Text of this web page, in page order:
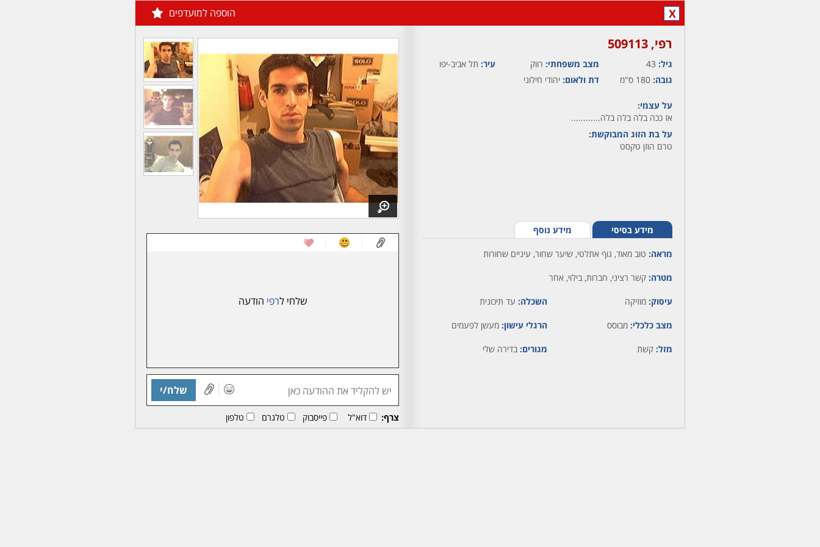
X הוספה למועדפים
רפי,‏ 509113
גיל: 43 מצב משפחתי: רווק עיר: תל אביב-יפו
גובה: 180 ס"מ דת ולאום: יהודי חילוני
על עצמי:
אז ככה בלה בלה בלה............
על בת הזוג המבוקשת:
טרם הוזן טקסט
מידע בסיסי מידע נוסף
מראה: טוב מאוד, גוף אתלטי, שיער שחור, עיניים שחורות
מטרה: קשר רציני, חברות, בילוי, אחר
עיסוק: מוזיקה השכלה: עד תיכונית
מצב כלכלי: מבוסס הרגלי עישון: מעשן לפעמים
מזל: קשת מגורים: בדירה שלי
שלחי לרפי הודעה
שלח/י
צרף: דוא"ל פייסבוק טלגרם טלפון